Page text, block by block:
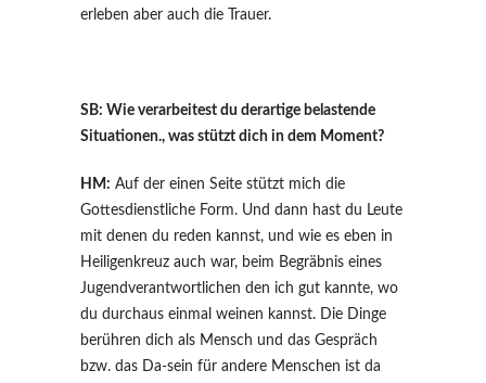
erleben aber auch die Trauer.
SB: Wie verarbeitest du derartige belastende
Situationen., was stützt dich in dem Moment?
HM: Auf der einen Seite stützt mich die
Gottesdienstliche Form. Und dann hast du Leute
mit denen du reden kannst, und wie es eben in
Heiligenkreuz auch war, beim Begräbnis eines
Jugendverantwortlichen den ich gut kannte, wo
du durchaus einmal weinen kannst. Die Dinge
berühren dich als Mensch und das Gespräch
bzw. das Da-sein für andere Menschen ist da